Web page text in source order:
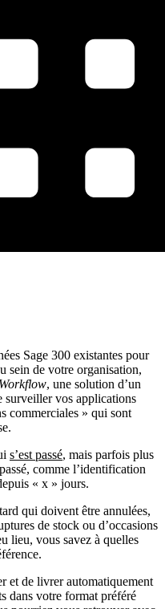
Sage 300 existantes pour
sein de votre organisation,
, une solution d’un
surveiller vos applications
commerciales » qui sont
s’est passé, mais parfois plus
passé, comme l’identification
« x » jours.
qui doivent être annulées,
de stock ou d’occasions
lieu, vous savez à quelles
et de livrer automatiquement
dans votre format préféré